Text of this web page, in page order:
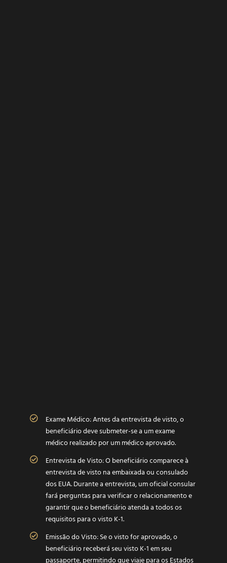
Exame Médico: Antes da entrevista de visto, o
beneficiário deve submeter-se a um exame
médico realizado por um médico aprovado.
Entrevista de Visto: O beneficiário comparece à
entrevista de visto na embaixada ou consulado
dos EUA. Durante a entrevista, um oficial consular
fará perguntas para verificar o relacionamento e
garantir que o beneficiário atenda a todos os
requisitos para o visto K-1.
Emissão do Visto: Se o visto for aprovado, o
beneficiário receberá seu visto K-1 em seu
passaporte, permitindo que viaje para os Estados